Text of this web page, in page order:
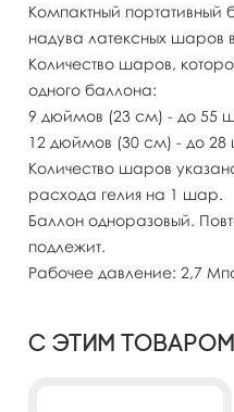
Компактный портативный
надува латексных шаров
Количество шаров,
одного баллона:
9 дюймов (23 см) - до 55
12 дюймов (30 см) - до 28
Количество шаров
расхода гелия на 1 шар.
Баллон одноразовый.
подлежит.
Рабочее давление: 2,7
С этим